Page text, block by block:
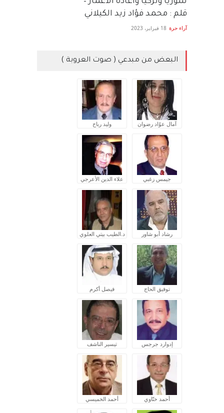
قلم : محمد فؤاد زيد الكيلاني
آراء حرة 18 فبراير، 2023
البعض من مبدعي ( صوت العروبة )
آمال عوّاد رضوان وليد رباح
جيمس زغبي علاء الدين الأعرجي
رشاد أبو شاور د.الطيب بيتي العلوي
توفيق الحاج فيصل أكرم
إدوارد جرجس تيسير الناشف
أحمد ختّاوي أحمد الخميسي